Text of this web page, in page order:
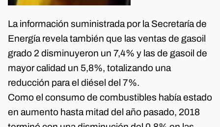
La información suministrada por la Secretaría de
Energía revela también que las ventas de gasoil
grado 2 disminuyeron un 7,4% y las de gasoil de
mayor calidad un 5,8%, totalizando una
reducción para el diésel del 7%.
Como el consumo de combustibles había estado
en aumento hasta mitad del año pasado, 2018